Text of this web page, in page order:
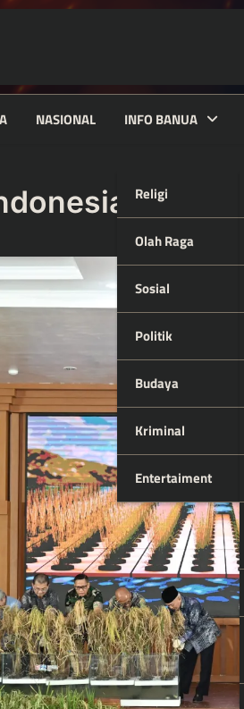
NASIONAL INFO BANUA
Religi
Olah Raga
Sosial
Politik
Budaya
Kriminal
Entertaiment
dan